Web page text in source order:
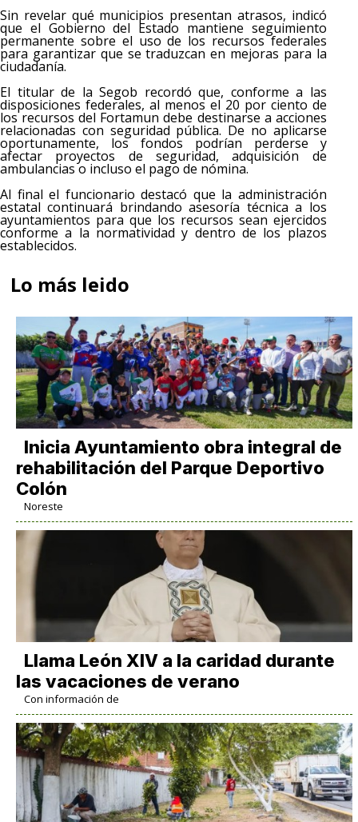
Sin revelar qué municipios presentan atrasos, indicó
que el Gobierno del Estado mantiene seguimiento
permanente sobre el uso de los recursos federales
para garantizar que se traduzcan en mejoras para la
ciudadanía.
El titular de la Segob recordó que, conforme a las
disposiciones federales, al menos el 20 por ciento de
los recursos del Fortamun debe destinarse a acciones
relacionadas con seguridad pública. De no aplicarse
oportunamente, los fondos podrían perderse y
afectar proyectos de seguridad, adquisición de
ambulancias o incluso el pago de nómina.
Al final el funcionario destacó que la administración
estatal continuará brindando asesoría técnica a los
ayuntamientos para que los recursos sean ejercidos
conforme a la normatividad y dentro de los plazos
establecidos.
Lo más leido
Inicia Ayuntamiento obra integral de
rehabilitación del Parque Deportivo
Colón
Noreste
Llama León XIV a la caridad durante
las vacaciones de verano
Con información de